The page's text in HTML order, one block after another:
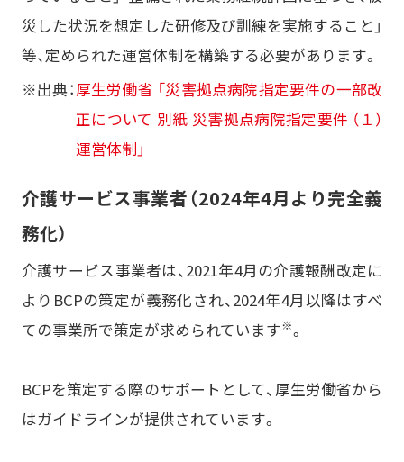
災した状況を想定した研修及び訓練を実施すること」
等、定められた運営体制を構築する必要があります。
※出典：厚生労働省 「災害拠点病院指定要件の一部改
正について 別紙 災害拠点病院指定要件 （１）
運営体制」
介護サービス事業者（2024年4月より完全義
務化）
介護サービス事業者は、2021年4月の介護報酬改定に
よりBCPの策定が義務化され、2024年4月以降はすべ
ての事業所で策定が求められています※。
BCPを策定する際のサポートとして、厚生労働省から
はガイドラインが提供されています。